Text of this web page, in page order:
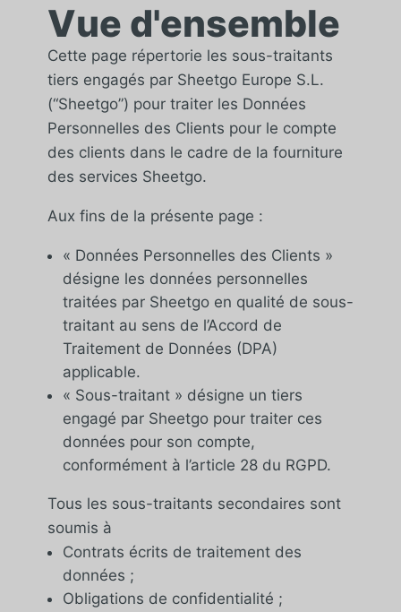
Vue d'ensemble
Cette page répertorie les sous-traitants
tiers engagés par Sheetgo Europe S.L.
(“Sheetgo”) pour traiter les Données
Personnelles des Clients pour le compte
des clients dans le cadre de la fourniture
des services Sheetgo.
Aux fins de la présente page :
« Données Personnelles des Clients »
désigne les données personnelles
traitées par Sheetgo en qualité de sous-
traitant au sens de l’Accord de
Traitement de Données (DPA)
applicable.
« Sous-traitant » désigne un tiers
engagé par Sheetgo pour traiter ces
données pour son compte,
conformément à l’article 28 du RGPD.
Tous les sous-traitants secondaires sont
soumis à
Contrats écrits de traitement des
données ;
Obligations de confidentialité ;